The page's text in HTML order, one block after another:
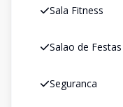
Sala Fitness
Salao de Festas
Seguranca